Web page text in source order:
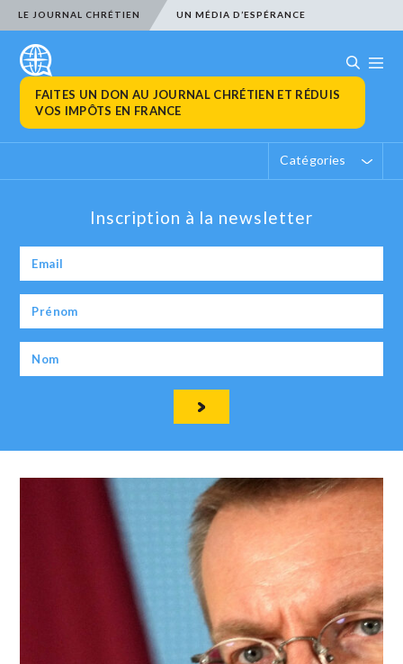
LE JOURNAL CHRÉTIEN UN MÉDIA D’ESPÉRANCE
FAITES UN DON AU JOURNAL CHRÉTIEN ET RÉDUIS
VOS IMPÔTS EN FRANCE
Catégories
Inscription à la newsletter